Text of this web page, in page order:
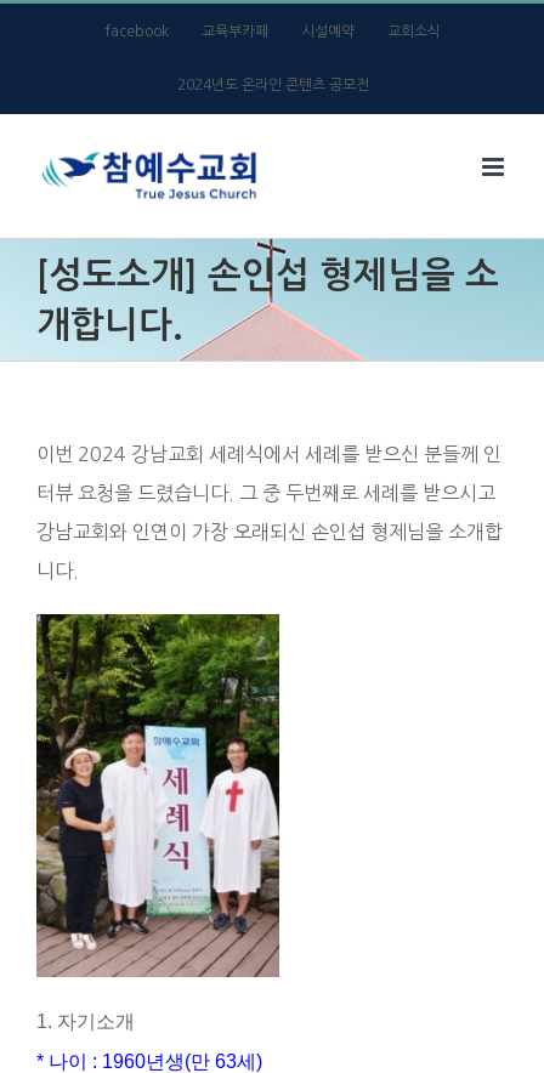
facebook 교육부카페 시설예약 교회소식
2024년도 온라인 콘텐츠 공모전
[성도소개] 손인섭 형제님을 소
개합니다.
이번 2024 강남교회 세례식에서 세례를 받으신 분들께 인
터뷰 요청을 드렸습니다. 그 중 두번째로 세례를 받으시고
강남교회와 인연이 가장 오래되신 손인섭 형제님을 소개합
니다.
1. 자기소개
* 나이 : 1960년생(만 63세)